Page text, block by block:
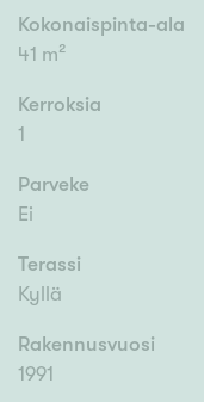
Kokonaispinta-ala
41 m²
Kerroksia
1
Parveke
Ei
Terassi
Kyllä
Rakennusvuosi
1991